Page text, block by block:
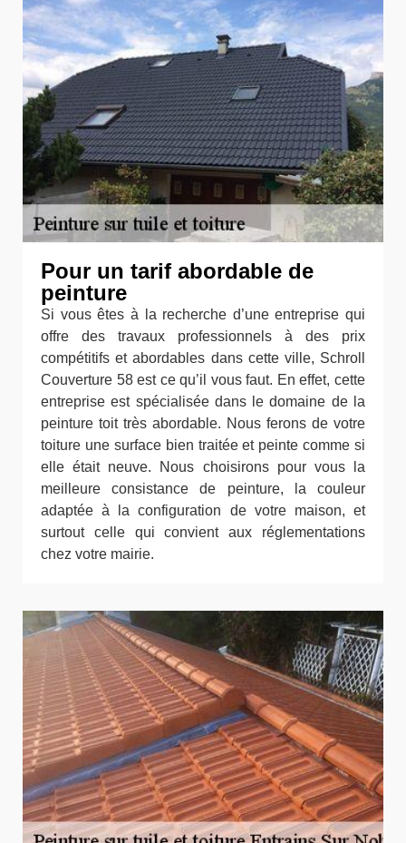
Pour un tarif abordable de
peinture
Si vous êtes à la recherche d’une entreprise qui
offre des travaux professionnels à des prix
compétitifs et abordables dans cette ville, Schroll
Couverture 58 est ce qu’il vous faut. En effet, cette
entreprise est spécialisée dans le domaine de la
peinture toit très abordable. Nous ferons de votre
toiture une surface bien traitée et peinte comme si
elle était neuve. Nous choisirons pour vous la
meilleure consistance de peinture, la couleur
adaptée à la configuration de votre maison, et
surtout celle qui convient aux réglementations
chez votre mairie.